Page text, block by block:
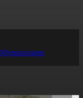
Мультиплеер